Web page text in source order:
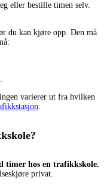
eller bestille timen selv.
du kan kjøre opp. Den må
varierer ut fra hvilken
timer hos en trafikkskole.
privat.